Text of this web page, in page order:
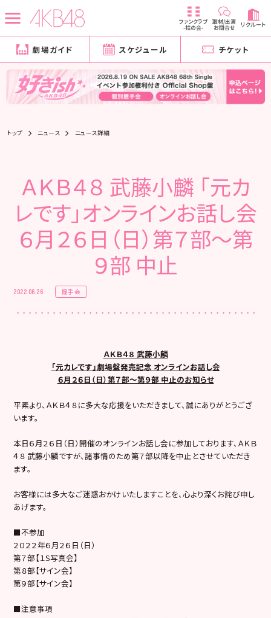
ファンクラブ
-柱の会-
取材/出演
お問合せ リクルート
劇場ガイド スケジュール チケット
トップ ニュース ニュース詳細
ＡＫＢ４８ 武藤小麟 「元カ
レです」オンラインお話し会
６月２６日（日）第７部～第
９部 中止
2022.06.26 握手会
ＡＫＢ４８ 武藤小麟
「元カレです」劇場盤発売記念 オンラインお話し会
６月２６日（日）第７部～第９部 中止のお知らせ
平素より、ＡＫＢ４８に多大な応援をいただきまして、誠にありがとうござ
います。
本日６月２６日（日）開催のオンラインお話し会に参加しております、ＡＫＢ
４８ 武藤小麟ですが、諸事情のため第７部以降を中止とさせていただき
ます。
お客様には多大なご迷惑おかけいたしますことを、心より深くお詫び申し
あげます。
■不参加
２０２２年６月２６日（日）
第７部【１S写真会】
第８部【サイン会】
第９部【サイン会】
■注意事項